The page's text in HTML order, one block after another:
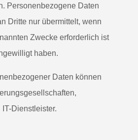
Personenbezogene Daten
Dritte nur übermittelt, wenn
Zwecke erforderlich ist
haben.
Daten können
Dienstleister.